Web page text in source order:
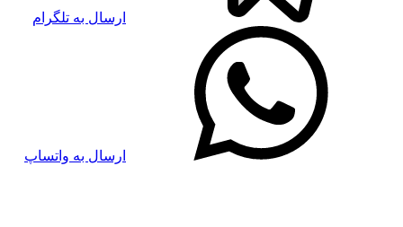
ارسال به تلگرام
ارسال به واتساپ